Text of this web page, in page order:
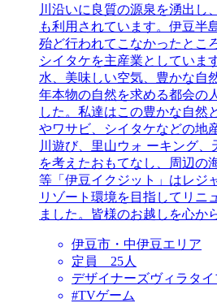
川沿いに良質の源泉を湧出し
も利用されています。伊豆半
殆ど行われてこなかったとこ
シイタケを主産業としていま
水、美味しい空気、豊かな自
年本物の自然を求める都会の
した。私達はこの豊かな自然
やワサビ、シイタケなどの地
川遊び、里山ウォ ーキング
を考えたおもてなし、周辺の
等「伊豆イクジット」はレジ
リゾート環境を目指してリニ
ました。皆様のお越しを心か
伊豆市・中伊豆エリア
定員 25人
デザイナーズヴィラタイ
#TVゲーム